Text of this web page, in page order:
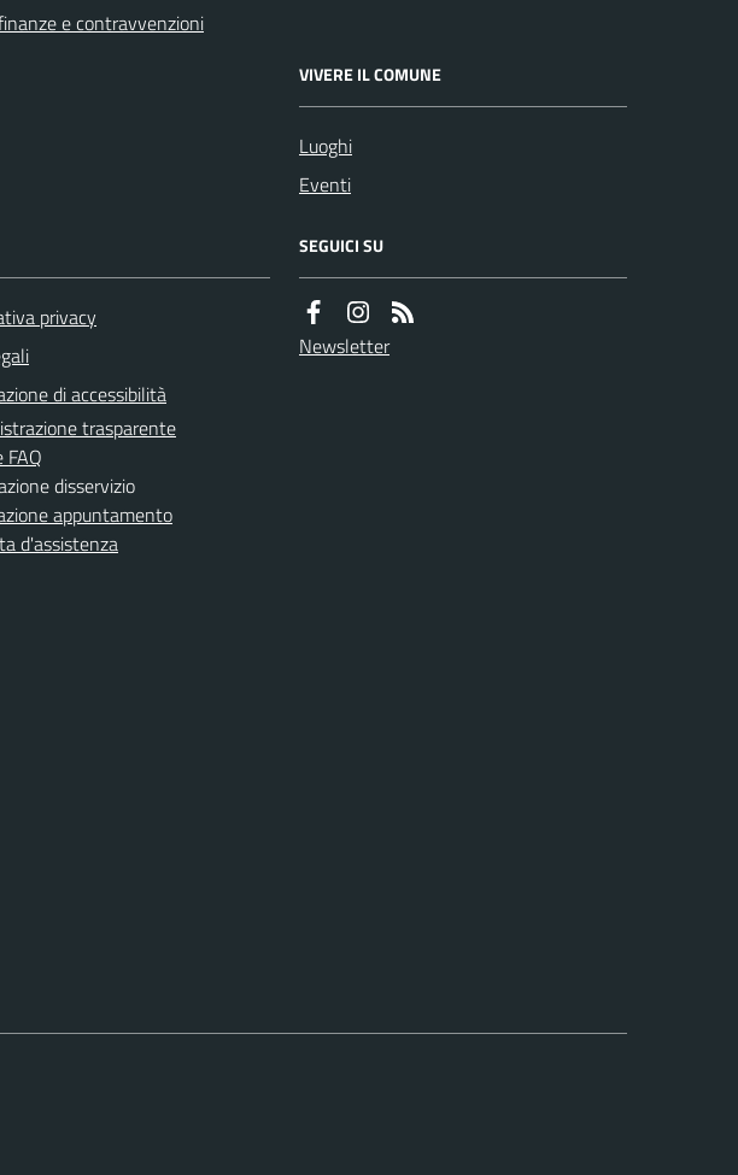
e contravvenzioni
VIVERE IL COMUNE
Luoghi
Eventi
privacy
di accessibilità
trasparente
FAQ
disservizio
appuntamento
d'assistenza
SEGUICI SU
Newsletter